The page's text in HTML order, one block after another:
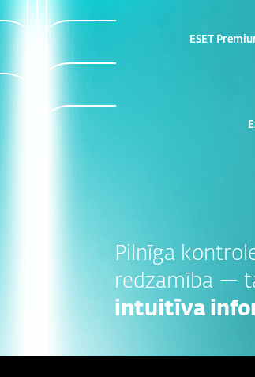
ESET
Pilnīga
redzamība —
intuitīva